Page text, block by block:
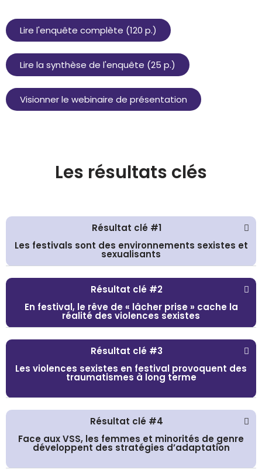
Lire l'enquête complète (120 p.)
Lire la synthèse de l'enquête (25 p.)
Visionner le webinaire de présentation
Les résultats clés
Résultat clé #1
Les festivals sont des environnements sexistes et
sexualisants
Résultat clé #2
En festival, le rêve de « lâcher prise » cache la
réalité des violences sexistes
Résultat clé #3
Les violences sexistes en festival provoquent des
traumatismes à long terme
Résultat clé #4
Face aux VSS, les femmes et minorités de genre
développent des stratégies d’adaptation